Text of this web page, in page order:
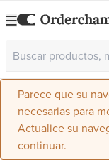
Parece que su
necesarias para
Actualice su
continuar.